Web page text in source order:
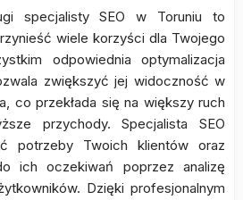
specjalisty SEO w Toruniu to
wiele korzyści dla Twojego
odpowiednia optymalizacja
zwiększyć jej widoczność w
co przekłada się na większy ruch
przychody. Specjalista SEO
potrzeby Twoich klientów oraz
ich oczekiwań poprzez analizę
Dzięki profesjonalnym